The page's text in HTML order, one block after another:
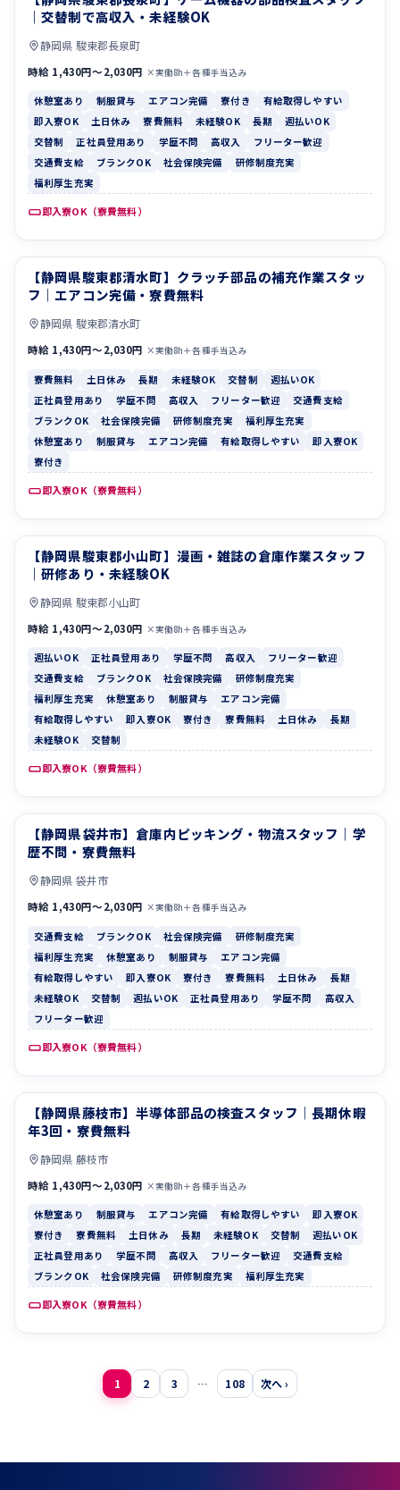
｜交替制で高収入・未経験OK
静岡県 駿東郡長泉町
時給 1,430円〜2,030円 ×実働8h＋各種手当込み
休憩室あり 制服貸与 エアコン完備 寮付き
有給取得しやすい
即入寮OK
土日休み 寮費無料 未経験OK 長期
週払いOK
交替制
正社員登用あり 学歴不問 高収入
フリーター歓迎
交通費支給
ブランクOK 社会保険完備
研修制度充実
福利厚生充実
即入寮OK（寮費無料）
寮費無料 土日休み
【静岡県駿東郡清水町】クラッチ部品の補充作業スタッ
フ｜エアコン完備・寮費無料
静岡県 駿東郡清水町
時給 1,430円〜2,030円 ×実働8h＋各種手当込み
寮費無料 土日休み 長期 未経験OK 交替制
週払いOK
正社員登用あり
学歴不問 高収入 フリーター歓迎
交通費支給
ブランクOK
社会保険完備 研修制度充実
福利厚生充実
休憩室あり
制服貸与 エアコン完備 有給取得しやすい
即入寮OK
寮付き
即入寮OK（寮費無料）
週払いOK 正社員登用あり
【静岡県駿東郡小山町】漫画・雑誌の倉庫作業スタッフ
｜研修あり・未経験OK
静岡県 駿東郡小山町
時給 1,430円〜2,030円 ×実働8h＋各種手当込み
週払いOK 正社員登用あり 学歴不問 高収入
フリーター歓迎
交通費支給
ブランクOK 社会保険完備
研修制度充実
福利厚生充実
休憩室あり 制服貸与
エアコン完備
有給取得しやすい
即入寮OK 寮付き 寮費無料 土日休み
長期
未経験OK
交替制
即入寮OK（寮費無料）
交通費支給 ブランクOK
【静岡県袋井市】倉庫内ピッキング・物流スタッフ｜学
歴不問・寮費無料
静岡県 袋井市
時給 1,430円〜2,030円 ×実働8h＋各種手当込み
交通費支給 ブランクOK 社会保険完備
研修制度充実
福利厚生充実
休憩室あり 制服貸与
エアコン完備
有給取得しやすい
即入寮OK 寮付き 寮費無料 土日休み
長期
未経験OK
交替制 週払いOK 正社員登用あり 学歴不問
高収入
フリーター歓迎
即入寮OK（寮費無料）
休憩室あり 制服貸与
【静岡県藤枝市】半導体部品の検査スタッフ｜長期休暇
年3回・寮費無料
静岡県 藤枝市
時給 1,430円〜2,030円 ×実働8h＋各種手当込み
休憩室あり 制服貸与 エアコン完備 有給取得しやすい
即入寮OK
寮付き
寮費無料 土日休み 長期 未経験OK 交替制
週払いOK
正社員登用あり
学歴不問 高収入 フリーター歓迎
交通費支給
ブランクOK
社会保険完備 研修制度充実 福利厚生充実
即入寮OK（寮費無料）
ペ
1 2 3 … 108 次へ ›